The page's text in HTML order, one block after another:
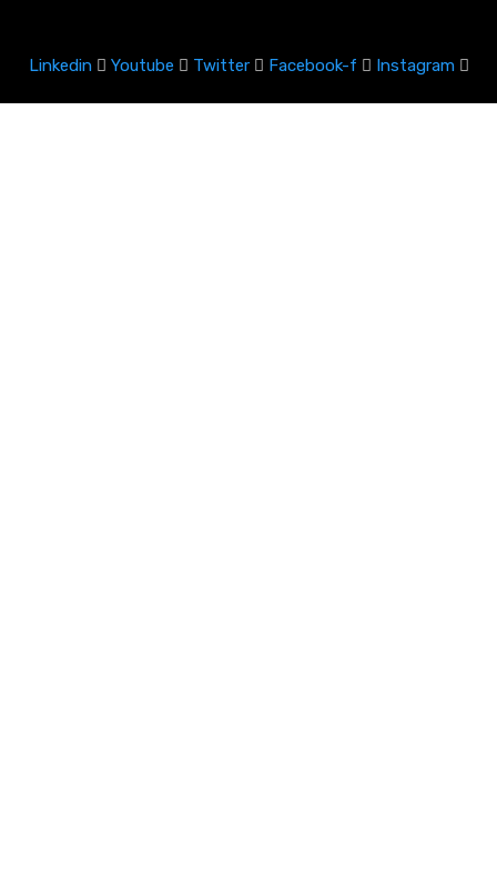
Linkedin Youtube Twitter Facebook-f Instagram